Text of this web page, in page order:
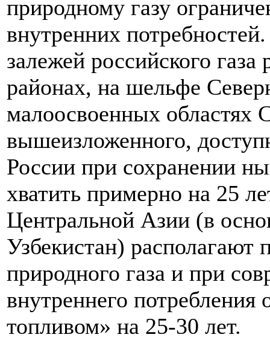
природному газу
внутренних
залежей российского
районах, на шельфе
малоосвоенных областях
вышеизложенного,
России при сохранении
хватить примерно на 25
Центральной Азии (в
Узбекистан)
природного газа и при
внутреннего
топливом» на 25-30 лет.